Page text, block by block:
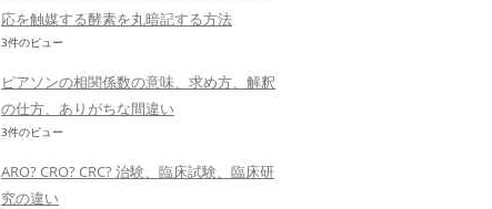
応を触媒する酵素を丸暗記する方法
3件のビュー
ピアソンの相関係数の意味、求め方、解釈
の仕方、ありがちな間違い
3件のビュー
ARO? CRO? CRC? 治験、臨床試験、臨床研
究の違い